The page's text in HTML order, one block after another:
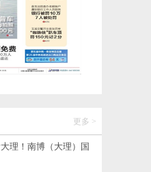
更多 >
明队惊险闯进滇超联赛
”
理！南博（大理）国